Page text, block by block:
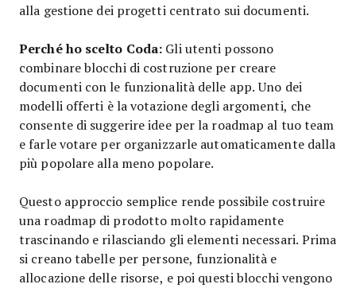
alla gestione dei progetti centrato sui documenti.
Perché ho scelto Coda: Gli utenti possono
combinare blocchi di costruzione per creare
documenti con le funzionalità delle app. Uno dei
modelli offerti è la votazione degli argomenti, che
consente di suggerire idee per la roadmap al tuo team
e farle votare per organizzarle automaticamente dalla
più popolare alla meno popolare.
Questo approccio semplice rende possibile costruire
una roadmap di prodotto molto rapidamente
trascinando e rilasciando gli elementi necessari. Prima
si creano tabelle per persone, funzionalità e
allocazione delle risorse, e poi questi blocchi vengono